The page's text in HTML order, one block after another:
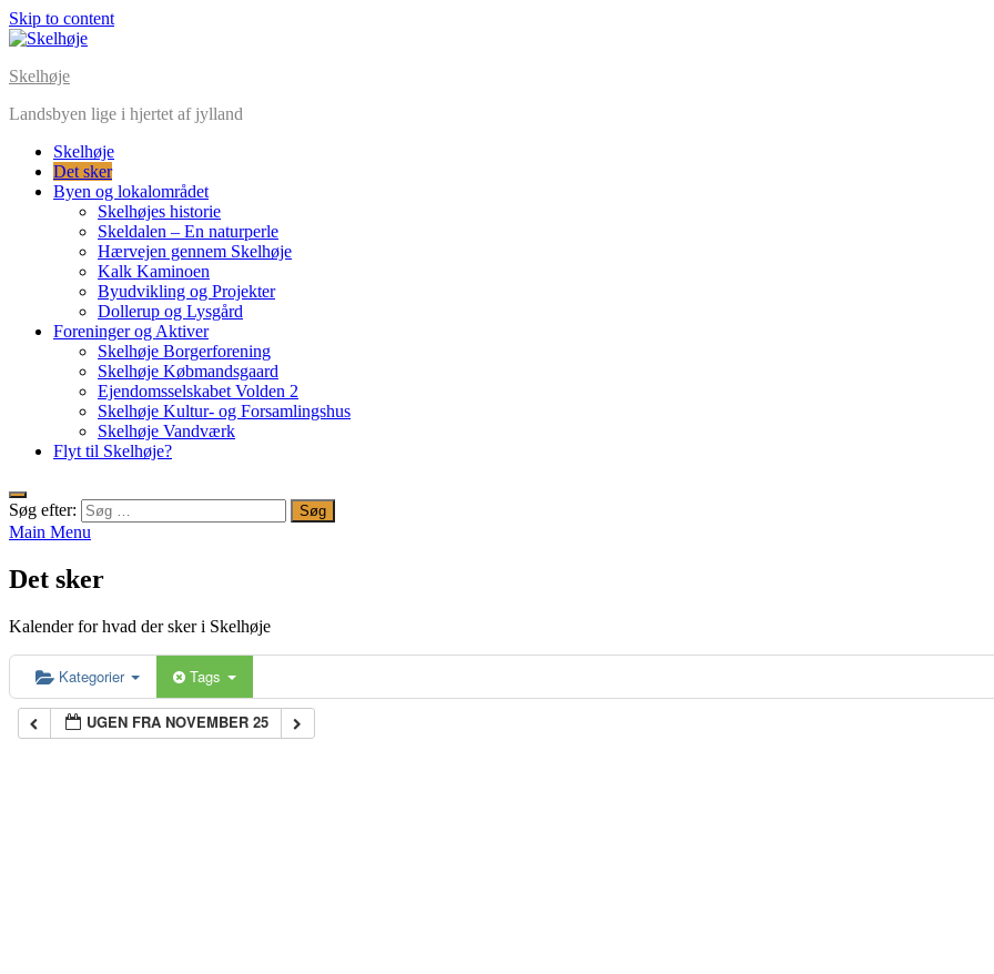
Skip to content
Skelhøje
Landsbyen lige i hjertet af jylland
Skelhøje
Det sker
Byen og lokalområdet
Skelhøjes historie
Skeldalen – En naturperle
Hærvejen gennem Skelhøje
Kalk Kaminoen
Byudvikling og Projekter
Dollerup og Lysgård
Foreninger og Aktiver
Skelhøje Borgerforening
Skelhøje Købmandsgaard
Ejendomsselskabet Volden 2
Skelhøje Kultur- og Forsamlingshus
Skelhøje Vandværk
Flyt til Skelhøje?
Søg efter:
Main Menu
Det sker
Kalender for hvad der sker i Skelhøje
Kategorier Tags
UGEN FRA NOVEMBER 25